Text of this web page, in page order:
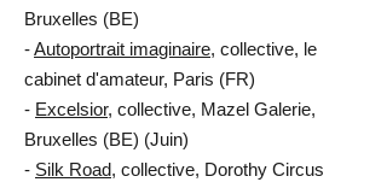
Bruxelles (BE)
-Autoportrait imaginaire, collective, le
cabinet d'amateur, Paris (FR)
- Excelsior, collective, Mazel Galerie,
Bruxelles (BE) (Juin)
- Silk Road, collective, Dorothy Circus